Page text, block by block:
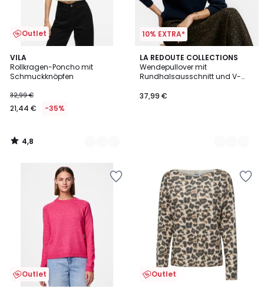
Outlet
VILA
Rollkragen-Poncho mit
Schmuckknöpfen
32,99 €
21,44 € -35%
4,8
/ 5
2
Farben
4,8
/
10% EXTRA*
LA REDOUTE COLLECTIONS
Wendepullover mit
Rundhalsausschnitt und V-
37,99 €
4
Farben
Outlet Outlet